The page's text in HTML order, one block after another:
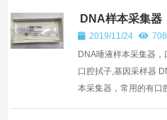
DNA样本采集器
2019/11/24
DNA唾液样本采集器，
口腔拭子,基因采样器
本采集器，常用的有口